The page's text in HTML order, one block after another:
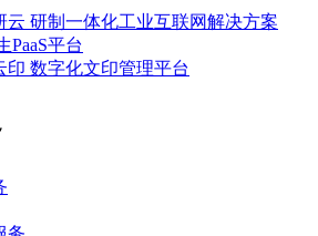
云 研制一体化工业互联网解决方案
PaaS平台
印 数字化文印管理平台